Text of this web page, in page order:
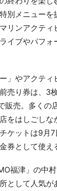
別メニューを
リンアクティ
イブやパフ
」やアクティ
売り券は、3
販売。多くの
をはしごし
ケットは9月
券として使え
福津」の中
として人気